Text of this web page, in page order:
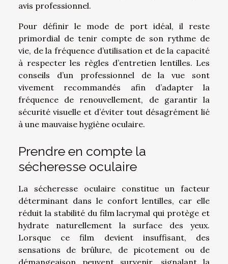
avis professionnel.
Pour définir le mode de port idéal, il reste
primordial de tenir compte de son rythme de
vie, de la fréquence d’utilisation et de la capacité
à respecter les règles d’entretien lentilles. Les
conseils d’un professionnel de la vue sont
vivement recommandés afin d’adapter la
fréquence de renouvellement, de garantir la
sécurité visuelle et d’éviter tout désagrément lié
à une mauvaise hygiène oculaire.
Prendre en compte la
sécheresse oculaire
La sécheresse oculaire constitue un facteur
déterminant dans le confort lentilles, car elle
réduit la stabilité du film lacrymal qui protège et
hydrate naturellement la surface des yeux.
Lorsque ce film devient insuffisant, des
sensations de brûlure, de picotement ou de
démangeaison peuvent survenir, signalant la